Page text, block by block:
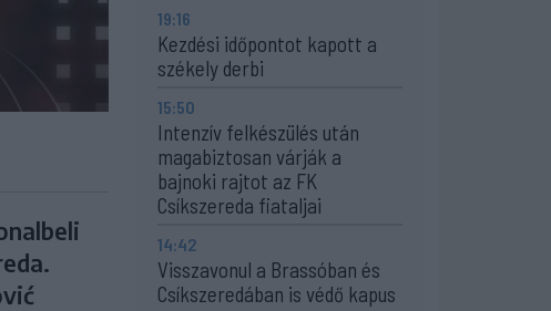
19:16
Kezdési időpontot kapott a
székely derbi
15:50
Intenzív felkészülés után
magabiztosan várják a
bajnoki rajtot az FK
Csíkszereda fiataljai
14:42
Visszavonul a Brassóban és
Csíkszeredában is védő kapus